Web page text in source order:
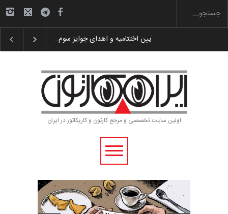
گزارش تصویری آیین اختتامیه و اهدای جوایز سوم…
اولین سایت تخصصی و مرجع کارتون و کاریکاتور در ایران